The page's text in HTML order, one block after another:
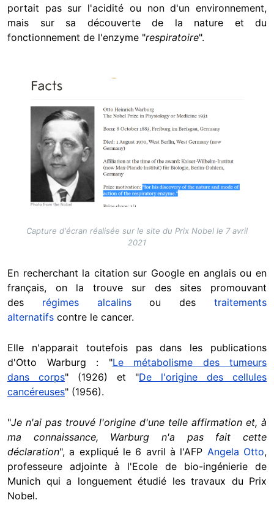
portait pas sur l'acidité ou non d'un environnement,
mais sur sa découverte de la nature et du
fonctionnement de l'enzyme "respiratoire".
Image
Capture d'écran réalisée sur le site du Prix Nobel le 7 avril
2021
En recherchant la citation sur Google en anglais ou en
français, on la trouve sur des sites promouvant
des régimes alcalinsou destraitements
alternatifs contre le cancer.
Elle n'apparait toutefois pas dans les publications
d'Otto Warburg : "Le métabolisme des tumeurs
dans corps" (1926) et "De l'origine des cellules
cancéreuses" (1956).
"Je n'ai pas trouvé l'origine d'une telle affirmation et, à
ma connaissance, Warburg n'a pas fait cette
déclaration", a expliqué le 6 avril à l'AFP Angela Otto,
professeure adjointe à l'Ecole de bio-ingénierie de
Munich qui a longuement étudié les travaux du Prix
Nobel.